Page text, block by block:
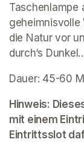
Taschenlampe
geheimnisvolle
die Natur vor
durch‘s
Dauer: 45-60
Hinweis:
mit einem
Eintrittsslot